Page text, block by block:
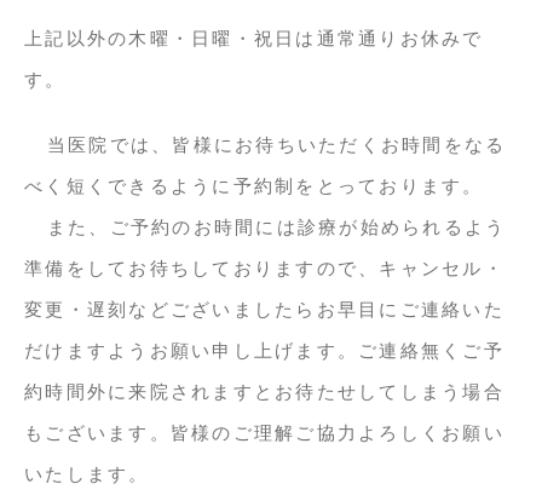
上記以外の木曜・日曜・祝日は通常通りお休みで
す。
当医院では、皆様にお待ちいただくお時間をなる
べく短くできるように予約制をとっております。
また、ご予約のお時間には診療が始められるよう
準備をしてお待ちしておりますので、キャンセル・
変更・遅刻などございましたらお早目にご連絡いた
だけますようお願い申し上げます。ご連絡無くご予
約時間外に来院されますとお待たせしてしまう場合
もございます。皆様のご理解ご協力よろしくお願い
いたします。